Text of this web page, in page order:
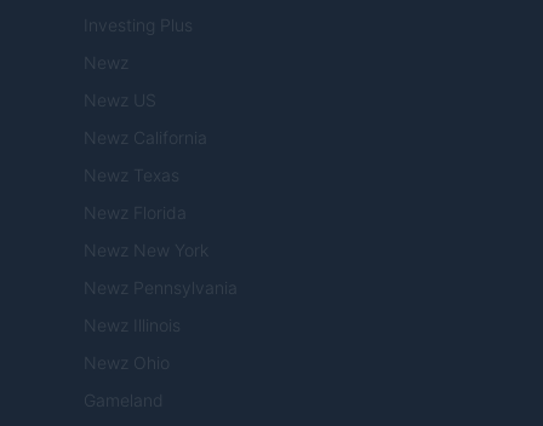
Investing Plus
Newz
Newz US
Newz California
Newz Texas
Newz Florida
Newz New York
Newz Pennsylvania
Newz Illinois
Newz Ohio
Gameland